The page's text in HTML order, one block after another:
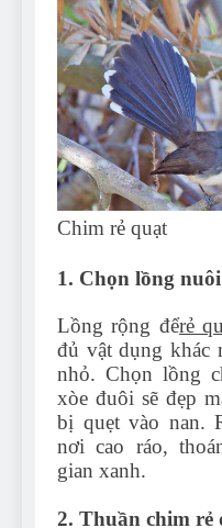
Chim rẻ quạt
1. Chọn lồng
Lồng rộng đểrẻ
đủ vật dụng khác
nhỏ. Chọn lồng
xòe đuôi sẽ đẹp
bị quẹt vào nan.
nơi cao ráo,
gian xanh.
2. Thuần chim rẻ